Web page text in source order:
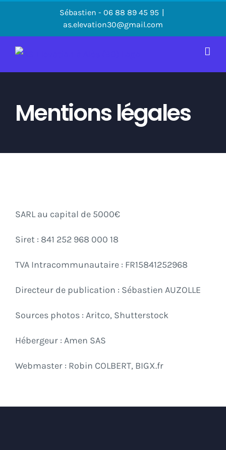
contenu
Sébastien - 06 88 89 45 95 |
as.elevation30@gmail.com
Mentions légales
SARL au capital de 5000€
Siret : 841 252 968 000 18
TVA Intracommunautaire : FR15841252968
Directeur de publication : Sébastien AUZOLLE
Sources photos : Aritco, Shutterstock
Hébergeur : Amen SAS
Webmaster : Robin COLBERT, BIGX.fr